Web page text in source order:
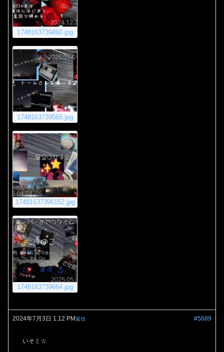
1748163739460.jpg
1748163739565.jpg
17481637396152.jpg
1748163739664.jpg
2024年7月3日 1:12 PM #5689
返信
いそミ☆